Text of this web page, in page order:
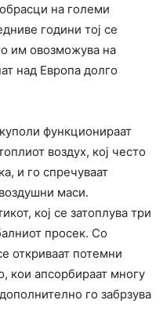
на големи
години тој се
им овозможува на
над Европа долго
функционираат
воздух, кој често
и го спречуваат
маси.
кој се затоплува три
просек. Со
откриваат потемни
кои апсорбираат многу
го забрзува